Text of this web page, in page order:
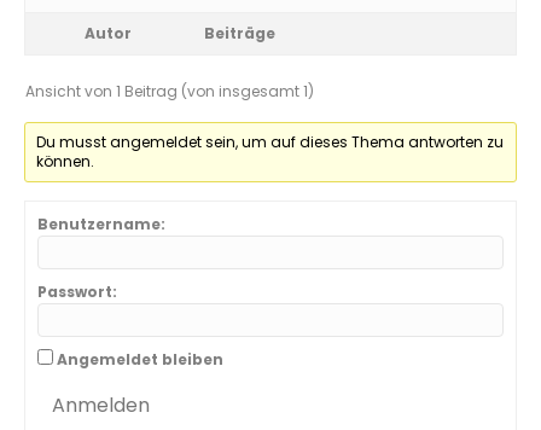
Autor Beiträge
Ansicht von 1 Beitrag (von insgesamt 1)
Du musst angemeldet sein, um auf dieses Thema antworten zu
können.
Benutzername:
Passwort:
Angemeldet bleiben
Anmelden